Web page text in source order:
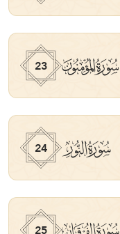
23 ﮣ
24 ﮤ
25